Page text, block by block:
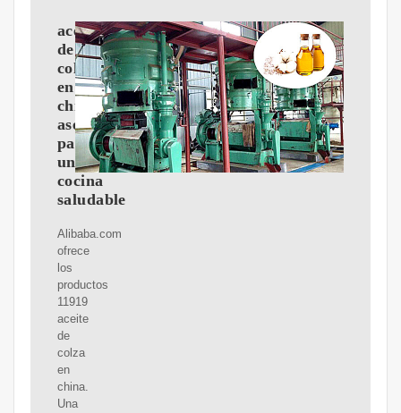
aceite
de
colza
en
china
asequible
para
una
cocina
saludable
Alibaba.com
ofrece
los
productos
11919
aceite
de
colza
en
china.
Una